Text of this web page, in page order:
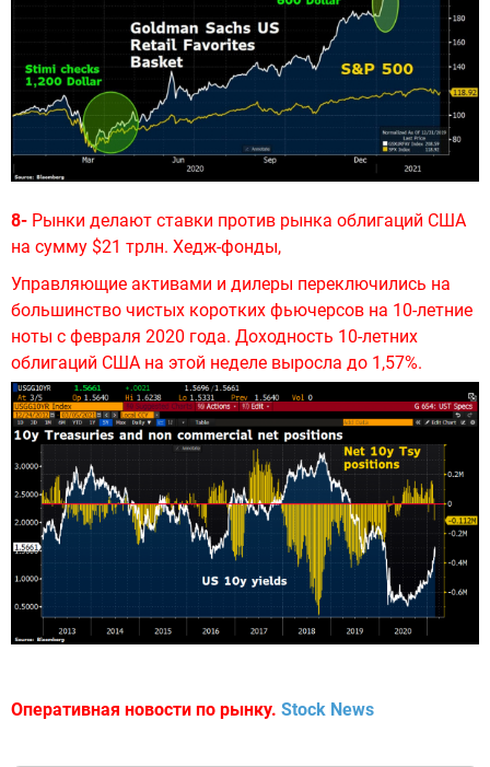
8- Рынки делают ставки против рынка облигаций США
на сумму $21 трлн. Хедж-фонды,
Управляющие активами и дилеры переключились на
большинство чистых коротких фьючерсов на 10-летние
ноты с февраля 2020 года. Доходность 10-летних
облигаций США на этой неделе выросла до 1,57%.
Оперативная новости по рынку. Stock News